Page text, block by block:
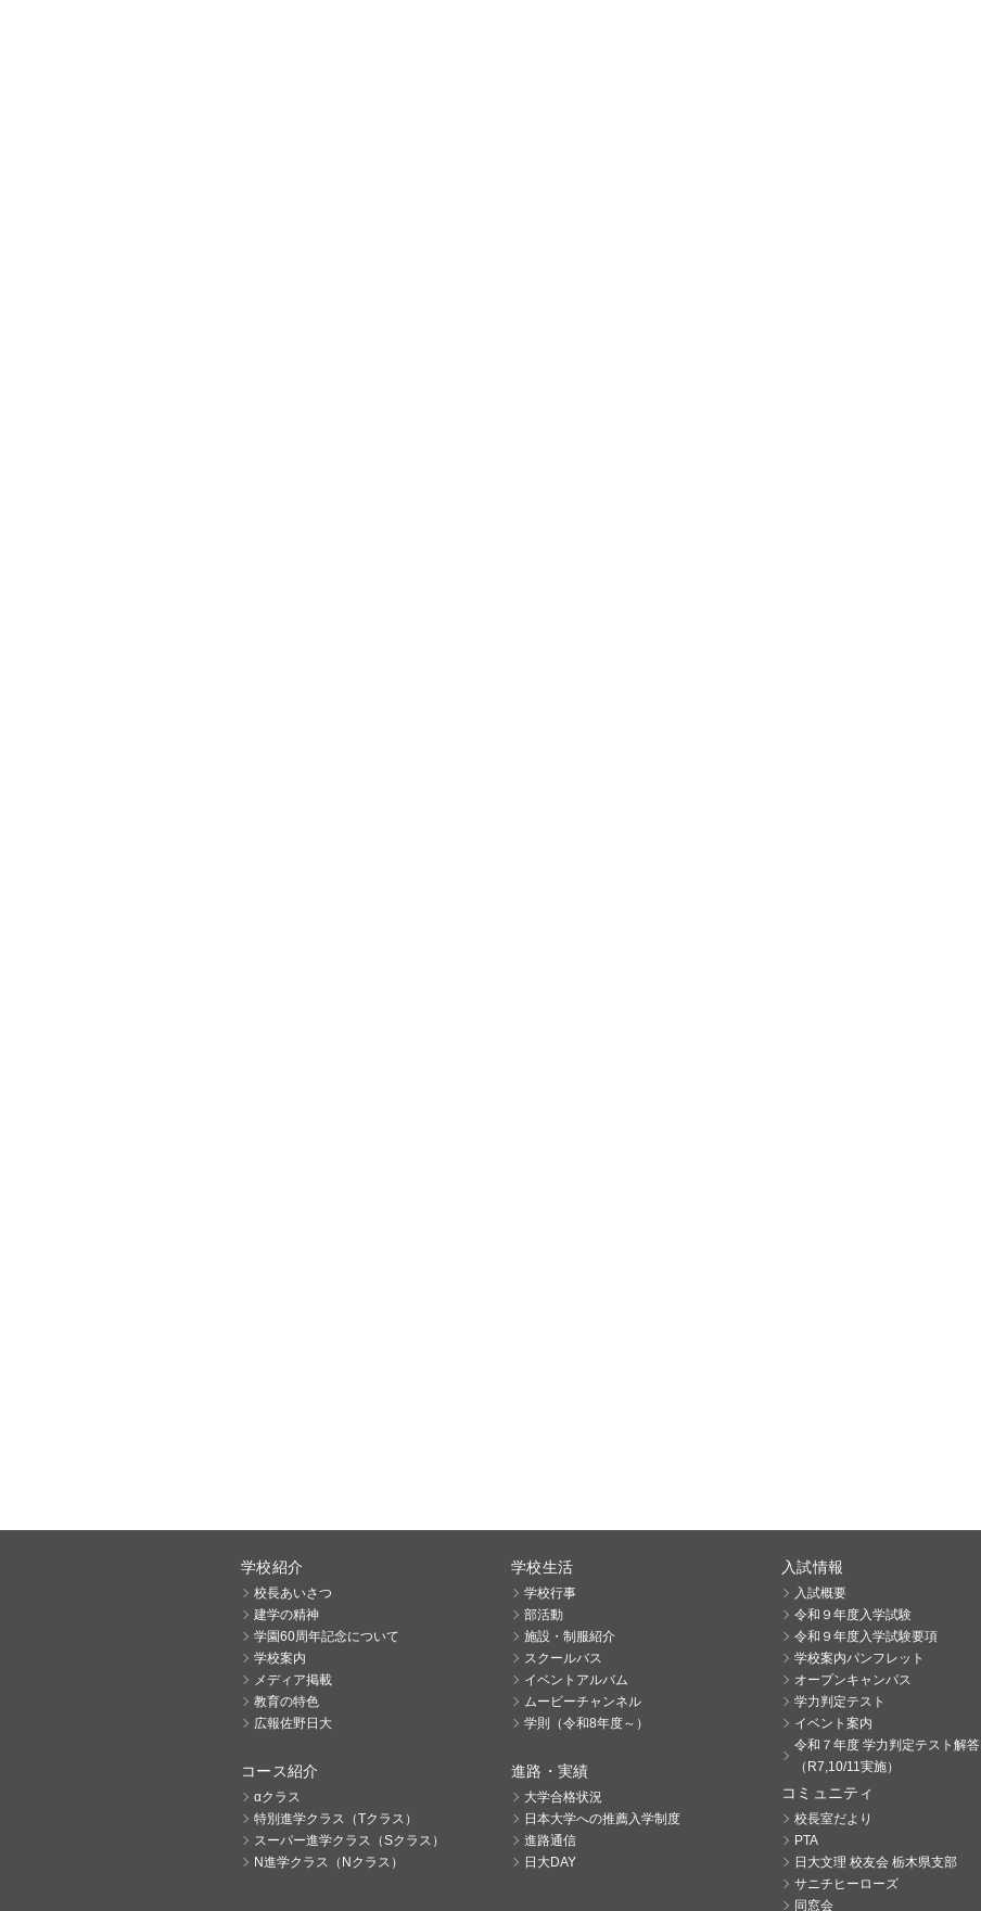
学校紹介
校長あいさつ
建学の精神
学園60周年記念について
学校案内
メディア掲載
教育の特色
広報佐野日大
コース紹介
αクラス
特別進学クラス（Tクラス）
スーパー進学クラス（Sクラス）
N進学クラス（Nクラス）
学校生活
学校行事
部活動
施設・制服紹介
スクールバス
イベントアルバム
ムービーチャンネル
学則（令和8年度～）
進路・実績
大学合格状況
日本大学への推薦入学制度
進路通信
日大DAY
入試情報
入試概要
令和９年度入学試験
令和９年度入学試験要項
学校案内パンフレット
オープンキャンパス
学力判定テスト
イベント案内
令和７年度 学力判定テスト解答
（R7,10/11実施）
コミュニティ
校長室だより
PTA
日大文理 校友会 栃木県支部
サニチヒーローズ
同窓会